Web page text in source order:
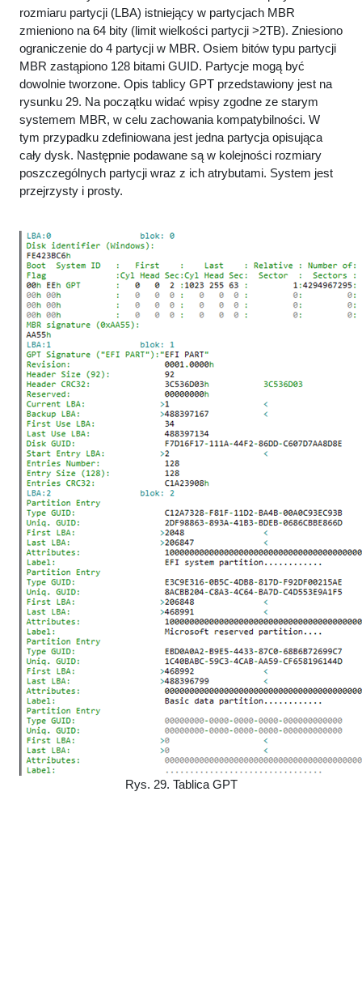
rozmiaru partycji (LBA) istniejący w partycjach MBR
zmieniono na 64 bity (limit wielkości partycji >2TB). Zniesiono
ograniczenie do 4 partycji w MBR. Osiem bitów typu partycji
MBR zastąpiono 128 bitami GUID. Partycje mogą być
dowolnie tworzone. Opis tablicy GPT przedstawiony jest na
rysunku 29. Na początku widać wpisy zgodne ze starym
systemem MBR, w celu zachowania kompatybilności. W
tym przypadku zdefiniowana jest jedna partycja opisująca
cały dysk. Następnie podawane są w kolejności rozmiary
poszczególnych partycji wraz z ich atrybutami. System jest
przejrzysty i prosty.
Rys. 29. Tablica GPT